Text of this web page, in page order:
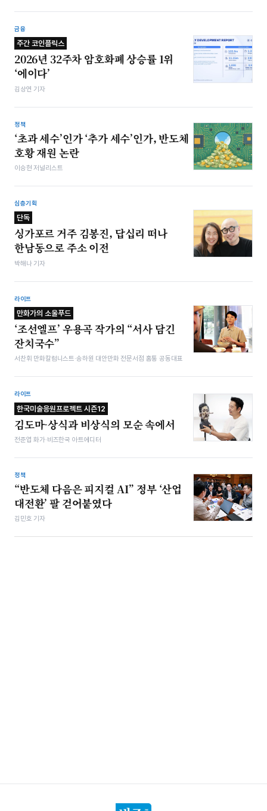
금융
주간 코인플릭스
2026년 32주차 암호화폐 상승률 1위
‘에이다’
김상연 기자
정책
‘초과 세수’인가 ‘추가 세수’인가, 반도체
호황 재원 논란
이승현 저널리스트
심층기획
단독
싱가포르 거주 김봉진, 답십리 떠나
한남동으로 주소 이전
박해나 기자
라이프
만화가의 소울푸드
‘조선엘프’ 우용곡 작가의 “서사 담긴
잔치국수”
서찬휘 만화칼럼니스트·송하원 대안만화 전문서점 홈통 공동대표
라이프
한국미술응원프로젝트 시즌12
김도마-상식과 비상식의 모순 속에서
전준엽 화가·비즈한국 아트에디터
정책
“반도체 다음은 피지컬 AI” 정부 ‘산업
대전환’ 팔 걷어붙였다
김민호 기자